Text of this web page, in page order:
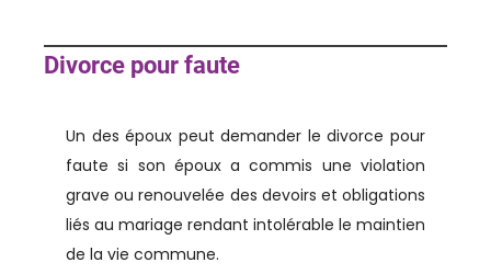
Divorce pour faute
Un des époux peut demander le divorce pour
faute si son époux a commis une violation
grave ou renouvelée des devoirs et obligations
liés au mariage rendant intolérable le maintien
de la vie commune.